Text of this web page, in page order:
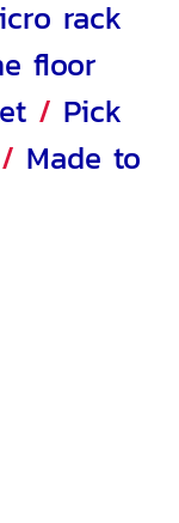
rack
floor
/ Pick
/ Made to